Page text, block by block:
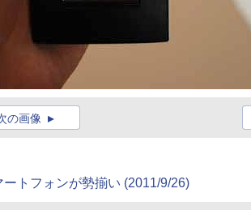
の画像
トフォンが勢揃い (2011/9/26)